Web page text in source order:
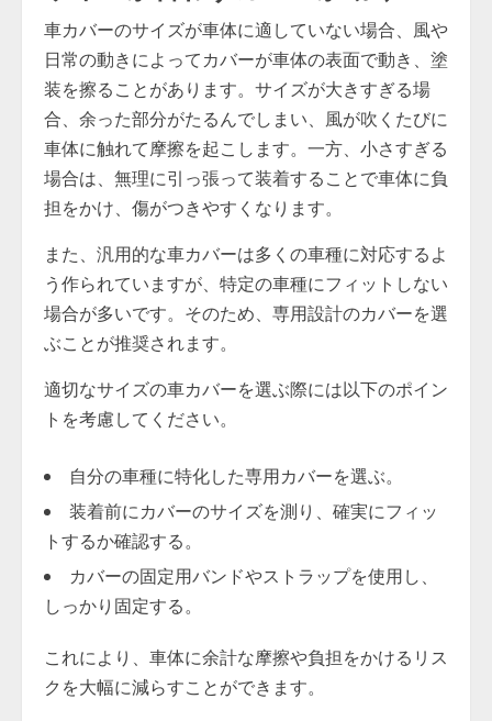
車カバーのサイズが車体に適していない場合、風や
日常の動きによってカバーが車体の表面で動き、塗
装を擦ることがあります。サイズが大きすぎる場
合、余った部分がたるんでしまい、風が吹くたびに
車体に触れて摩擦を起こします。一方、小さすぎる
場合は、無理に引っ張って装着することで車体に負
担をかけ、傷がつきやすくなります。
また、汎用的な車カバーは多くの車種に対応するよ
う作られていますが、特定の車種にフィットしない
場合が多いです。そのため、専用設計のカバーを選
ぶことが推奨されます。
適切なサイズの車カバーを選ぶ際には以下のポイン
トを考慮してください。
自分の車種に特化した専用カバーを選ぶ。
装着前にカバーのサイズを測り、確実にフィッ
トするか確認する。
カバーの固定用バンドやストラップを使用し、
しっかり固定する。
これにより、車体に余計な摩擦や負担をかけるリス
クを大幅に減らすことができます。